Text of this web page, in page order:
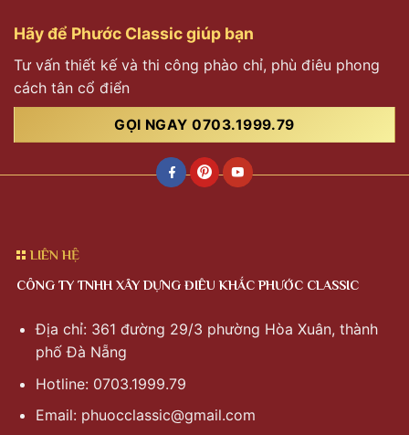
Hãy để Phước Classic giúp bạn
Tư vấn thiết kế và thi công phào chỉ, phù điêu phong
cách tân cổ điển
GỌI NGAY 0703.1999.79
LIÊN HỆ
CÔNG TY TNHH XÂY DỰNG ĐIÊU KHẮC PHƯỚC CLASSIC
Địa chỉ: 361 đường 29/3 phường Hòa Xuân, thành
phố Đà Nẵng
Hotline: 0703.1999.79
Email: phuocclassic@gmail.com